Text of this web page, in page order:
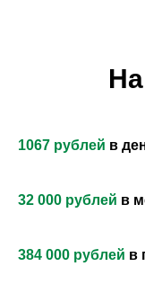
1067 рублей в
32 000 рублей в
384 000 рублей в
работать.
или, например,
Мы